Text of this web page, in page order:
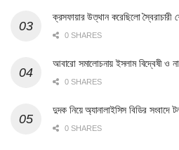
ক্রসফায়ার উত্থান করেছিলো স্বৈরাচারী
0 SHARES
আবারো সমালোচনায় ইসলাম বিদ্বেষী ও
0 SHARES
দুদক নিয়ে অ্যানালাইসিস বিডির
0 SHARES